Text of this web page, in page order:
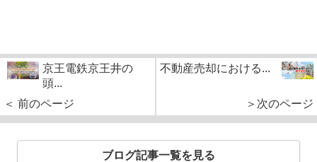
京王電鉄京王井の
頭...
＜ 前のページ
不動産売却における...
＞次のページ
ブログ記事一覧を見る